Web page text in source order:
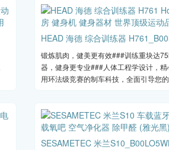
HEAD 海德 综合训练器
锻炼肌肉，健美更有效###训练重块达
器，健身更专业###人体工程学设计，
用环法级竞赛的制车科技，全面引导您
SESAMETEC 米兰